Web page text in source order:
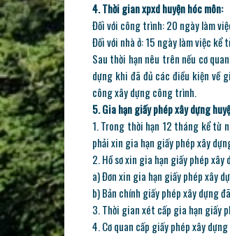
4. Thời gianxpxd huyện hóc môn:
Đối với công trình: 20 ngày làm
Đối với nhà ở: 15 ngày làm việc kể
Sau thời hạn nêu trên nếu cơ
dựng khi đã đủ các điều kiện về
công xây dựng công trình.
5. Gia hạngiấy phép xây dựng
1. Trong thời hạn 12 tháng kể từ
phải xin gia hạn giấy phép xây
2. Hồ sơ xin gia hạn giấy phép xây
a) Đơn xin gia hạn giấy phép xây
b) Bản chính giấy phép xây dựng
3. Thời gian xét cấp gia hạn giấy
4. Cơ quan cấp giấy phép xây